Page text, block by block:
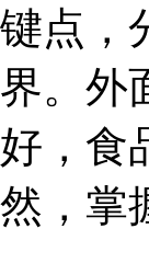
键点，
界。外
好，食
然，掌